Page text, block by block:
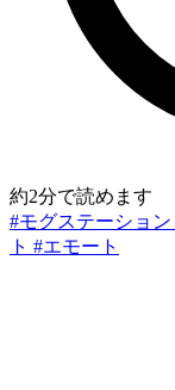
約2分で読めます
#モグステーション
ト #エモート